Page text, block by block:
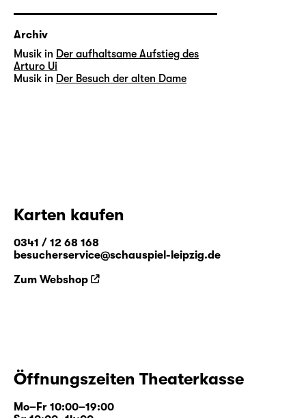
Archiv
Musik in Der aufhaltsame Aufstieg des
Arturo Ui
Musik in Der Besuch der alten Dame
Karten kaufen
0341 / 12 68 168
besucherservice@schauspiel-leipzig.de
Zum Webshop
Öffnungszeiten Theaterkasse
Mo–Fr 10:00–19:00